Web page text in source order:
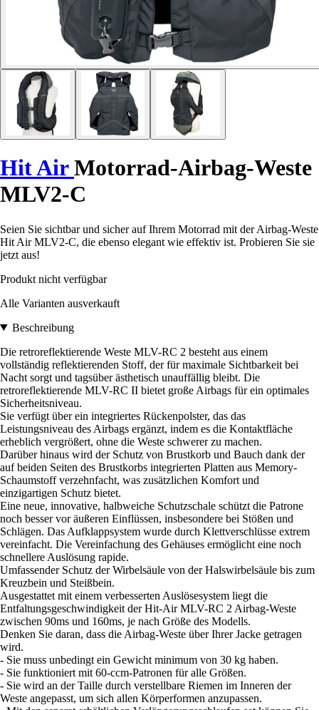
Hit AirMotorrad-Airbag-Weste
MLV2-C
Seien Sie sichtbar und sicher auf Ihrem Motorrad mit der Airbag-Weste
Hit Air MLV2-C, die ebenso elegant wie effektiv ist. Probieren Sie sie
jetzt aus!
Produkt nicht verfügbar
Alle Varianten ausverkauft
Beschreibung
Die retroreflektierende Weste MLV-RC 2 besteht aus einem
vollständig reflektierenden Stoff, der für maximale Sichtbarkeit bei
Nacht sorgt und tagsüber ästhetisch unauffällig bleibt. Die
retroreflektierende MLV-RC II bietet große Airbags für ein optimales
Sicherheitsniveau.
Sie verfügt über ein integriertes Rückenpolster, das das
Leistungsniveau des Airbags ergänzt, indem es die Kontaktfläche
erheblich vergrößert, ohne die Weste schwerer zu machen.
Darüber hinaus wird der Schutz von Brustkorb und Bauch dank der
auf beiden Seiten des Brustkorbs integrierten Platten aus Memory-
Schaumstoff verzehnfacht, was zusätzlichen Komfort und
einzigartigen Schutz bietet.
Eine neue, innovative, halbweiche Schutzschale schützt die Patrone
noch besser vor äußeren Einflüssen, insbesondere bei Stößen und
Schlägen. Das Aufklappsystem wurde durch Klettverschlüsse extrem
vereinfacht. Die Vereinfachung des Gehäuses ermöglicht eine noch
schnellere Auslösung rapide.
Umfassender Schutz der Wirbelsäule von der Halswirbelsäule bis zum
Kreuzbein und Steißbein.
Ausgestattet mit einem verbesserten Auslösesystem liegt die
Entfaltungsgeschwindigkeit der Hit-Air MLV-RC 2 Airbag-Weste
zwischen 90ms und 160ms, je nach Größe des Modells.
Denken Sie daran, dass die Airbag-Weste über Ihrer Jacke getragen
wird.
- Sie muss unbedingt ein Gewicht minimum von 30 kg haben.
- Sie funktioniert mit 60-ccm-Patronen für alle Größen.
- Sie wird an der Taille durch verstellbare Riemen im Inneren der
Weste angepasst, um sich allen Körperformen anzupassen.